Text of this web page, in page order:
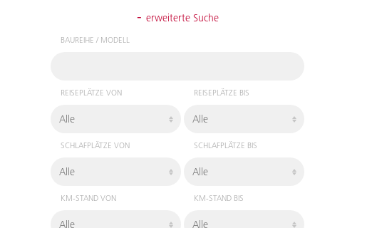
- erweiterte Suche
BAUREIHE / MODELL
REISEPLÄTZE VON REISEPLÄTZE BIS
SCHLAFPLÄTZE VON SCHLAFPLÄTZE BIS
KM-STAND VON KM-STAND BIS